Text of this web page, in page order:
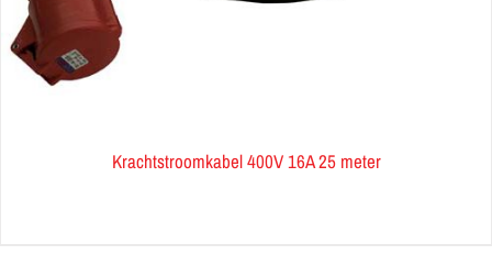
Krachtstroomkabel 400V 16A 25 meter